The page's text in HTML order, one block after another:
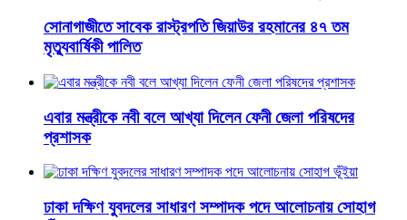
সোনাগাজীতে সাবেক রাস্ট্রপতি জিয়াউর রহমানের ৪৭ তম
মৃত্যুবার্ষিকী পালিত
এবার মন্ত্রীকে নবী বলে আখ্যা দিলেন ফেনী জেলা পরিষদের
প্রশাসক
ঢাকা দক্ষিণ যুবদলের সাধারণ সম্পাদক পদে আলোচনায় সোহাগ